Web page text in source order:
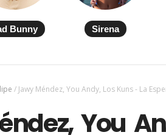
Bunny Sirena
/ Jawy Méndez, You Andy, Los Kuns - La
You